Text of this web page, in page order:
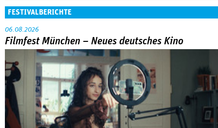
FESTIVALBERICHTE
06.08.2026
Filmfest München – Neues deutsches Kino